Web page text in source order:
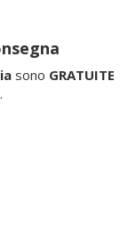
sono GRATUITE